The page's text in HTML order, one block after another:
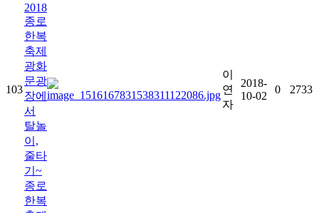
103
2018
종로
한복
축제
광화
문광
장에
서
탈놀
이,
줄타
기~
이
연
자
2018-
10-02
0 2733
종로
한복